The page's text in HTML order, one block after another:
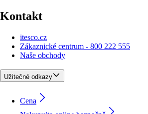
Kontakt
itesco.cz
Zákaznické centrum - 800 222 555
Naše obchody
Užitečné odkazy
Cena